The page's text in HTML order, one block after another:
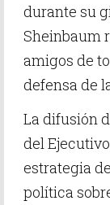
durante su
Sheinbaum
amigos de
defensa de
La difusión
del
estrategia
política